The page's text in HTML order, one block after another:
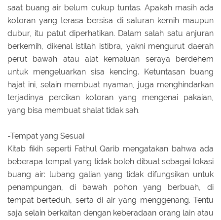
saat buang air belum cukup tuntas. Apakah masih ada
kotoran yang terasa bersisa di saluran kemih maupun
dubur, itu patut diperhatikan. Dalam salah satu anjuran
berkemih, dikenal istilah istibra, yakni mengurut daerah
perut bawah atau alat kemaluan seraya berdehem
untuk mengeluarkan sisa kencing. Ketuntasan buang
hajat ini, selain membuat nyaman, juga menghindarkan
terjadinya percikan kotoran yang mengenai pakaian,
yang bisa membuat shalat tidak sah.
-Tempat yang Sesuai
Kitab fikih seperti Fathul Qarib mengatakan bahwa ada
beberapa tempat yang tidak boleh dibuat sebagai lokasi
buang air: lubang galian yang tidak difungsikan untuk
penampungan, di bawah pohon yang berbuah, di
tempat berteduh, serta di air yang menggenang. Tentu
saja selain berkaitan dengan keberadaan orang lain atau